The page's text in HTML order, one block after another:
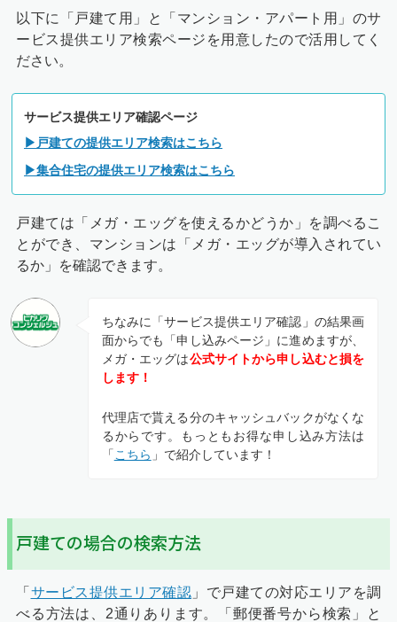
以下に「戸建て用」と「マンション・アパート用」のサ
ービス提供エリア検索ページを用意したので活用してく
ださい。
サービス提供エリア確認ページ
▶戸建ての提供エリア検索はこちら
▶集合住宅の提供エリア検索はこちら
戸建ては「メガ・エッグを使えるかどうか」を調べるこ
とができ、マンションは「メガ・エッグが導入されてい
るか」を確認できます。
ちなみに「サービス提供エリア確認」の結果画
面からでも「申し込みページ」に進めますが、
メガ・エッグは公式サイトから申し込むと損を
します！
代理店で貰える分のキャッシュバックがなくな
るからです。もっともお得な申し込み方法は
「 こちら 」で紹介しています！
戸建ての場合の検索方法
「 サービス提供エリア確認 」で戸建ての対応エリアを調
べる方法は、2通りあります。「郵便番号から検索」と